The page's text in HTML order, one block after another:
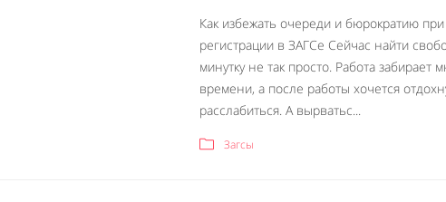
Как избежать очереди и бюрократию при
регистрации в ЗАГСе Сейчас найти
минутку не так просто. Работа забирает
времени, а после работы хочется
расслабиться. А вырватьс...
Загсы